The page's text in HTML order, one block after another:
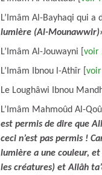
L’Imâm Al-Bayhaqi qui a
lumière (Al-
L’Imâm Al-Jouwayni [ voir
L’Imâm Ibnou l-Athîr [
Le Loughâwi Ibnou
L’Imâm Mahmoûd Al-
est permis de dire que
ceci n’est pas permis !
lumière a une couleur,
les créatures) et Allâh